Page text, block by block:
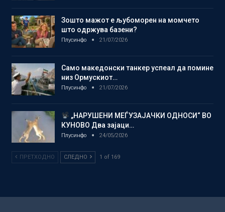
Зошто мажот е љубоморен на момчето
што одржува базени?
Плусинфо 21/07/2026
Само македонски танкер успеал да помине
низ Ормускиот…
Плусинфо 21/07/2026
„НАРУШЕНИ МЕЃУЗАЈАЧКИ ОДНОСИ“ ВО
КУНОВО Два зајаци…
Плусинфо 24/05/2026
ПРЕТХОДНО СЛЕДНО 1 of 169